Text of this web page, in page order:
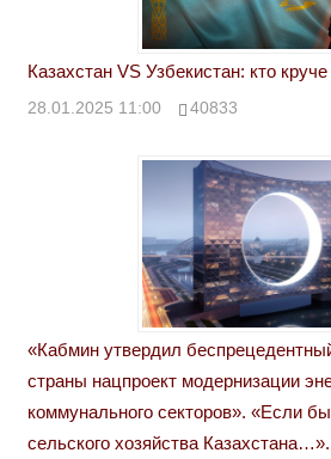
Казахстан VS Узбекистан: кто
28.01.2025 11:00 40833
«Кабмин утвердил
страны нацпроект модернизации
коммунального секторов». «Если
сельского хозяйства